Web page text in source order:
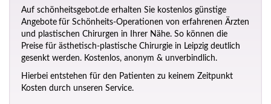
Auf schönheitsgebot.de erhalten Sie kostenlos günstige
Angebote für Schönheits-Operationen von erfahrenen Ärzten
und plastischen Chirurgen in Ihrer Nähe. So können die
Preise für ästhetisch-plastische Chirurgie in Leipzig deutlich
gesenkt werden. Kostenlos, anonym & unverbindlich.
Hierbei entstehen für den Patienten zu keinem Zeitpunkt
Kosten durch unseren Service.